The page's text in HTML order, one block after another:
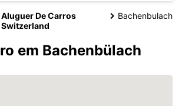
Aluguer De Carros
Switzerland
Bachenbulach
em Bachenbülach